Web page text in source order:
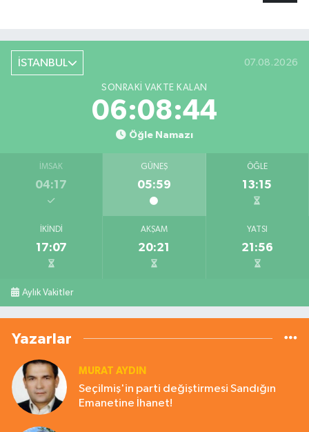
İSTANBUL 07.08.2026
SONRAKI VAKTE KALAN
06:08:44
Öğle Namazı
İMSAK
04:17
GÜNEŞ
05:59
ÖĞLE
13:15
İKINDI
17:07
AKŞAM
20:21
YATSI
21:56
Aylık Vakitler
Yazarlar
MURAT AYDIN
Seçilmiş'in parti değiştirmesi Sandığın
Emanetine İhanet!